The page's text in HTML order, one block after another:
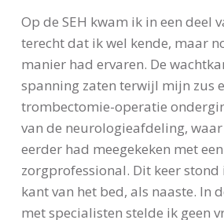
Op de SEH kwam ik in een deel
terecht dat ik wel kende, maar
manier had ervaren. De
spanning zaten terwijl mijn zus
trombectomie-operatie
van de neurologieafdeling,
eerder had meegekeken met
zorgprofessional. Dit keer stond
kant van het bed, als naaste. In
met specialisten stelde ik geen